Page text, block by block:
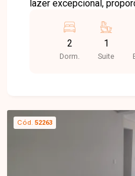
lazer excepcional,
intensamente o estilo de
Sky, equipada com
uma experiência
distribuídos em uma
unidades por pavimento,
privacidade. Com vinte
totalmente coberta, o
oferecer a máxima
2
Dorm.
1
Suite
Cód. 52263